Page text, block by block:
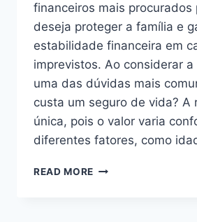
financeiros mais procurados
deseja proteger a família e
estabilidade financeira em
imprevistos. Ao considerar
uma das dúvidas mais
custa um seguro de vida? A
única, pois o valor varia
diferentes fatores, como
READ MORE QUANTO